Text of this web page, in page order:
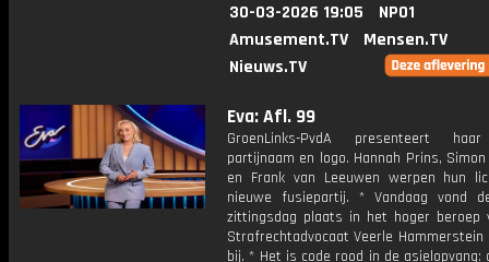
30-03-2026 19:05
NPO1
Amusement.TV
Mensen.TV
Nieuws.TV
Eva: Afl. 99
GroenLinks-PvdA presenteert
partijnaam en logo. Hannah Prins,
en Frank van Leeuwen werpen hun
nieuwe fusiepartij. * Vandaag vond
zittingsdag plaats in het hoger beroep
Strafrechtadvocaat Veerle
bij. * Het is code rood in de asielopvang: